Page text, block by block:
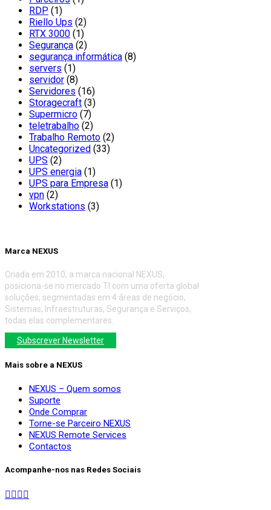
RDP (1)
Riello Ups (2)
RTX 3000 (1)
Segurança (2)
segurança informática (8)
servers (1)
servidor (8)
Servidores (16)
Storagecraft (3)
Supermicro (7)
teletrabalho (2)
Trabalho Remoto (2)
Uncategorized (33)
UPS (2)
UPS energia (1)
UPS para Empresa (1)
vpn (2)
Workstations (3)
Marca NEXUS
Criada em 2010, a marca nacional NEXUS,
posiciona-se no mercado TI com uma oferta global
soluções, segmentadas em 4 áreas de negócio,
Sistemas, Infraestruturas, Segurança e Serviços,
todas elas complementares.
Subscrever Newsletter
Mais sobre a NEXUS
NEXUS – Quem somos
Suporte
Onde Comprar
Torne-se Parceiro NEXUS
NEXUS Remote Services
Contactos
Acompanhe-nos nas Redes Sociais